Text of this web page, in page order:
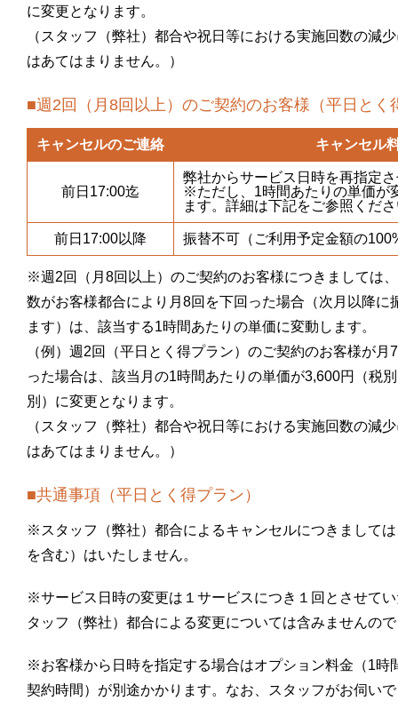
に変更となります。
（スタッフ（弊社）都合や祝日等における実施回数の減
はあてはまりません。）
■週2回（月8回以上）のご契約のお客様（平日とく
キャンセルのご連絡 キャンセル
前日17:00迄
弊社からサービス日時を再指定
※ただし、1時間あたりの単価が
ます。詳細は下記をご参照くだ
前日17:00以降 振替不可（ご利用予定金額の
※週2回（月8回以上）のご契約のお客様につきましては
数がお客様都合により月8回を下回った場合（次月以降に
ます）は、該当する1時間あたりの単価に変動します。
（例）週2回（平日とく得プラン）のご契約のお客様が
った場合は、該当月の1時間あたりの単価が3,600円（税
別）に変更となります。
（スタッフ（弊社）都合や祝日等における実施回数の減
はあてはまりません。）
■共通事項（平日とく得プラン）
※スタッフ（弊社）都合によるキャンセルにつきまして
を含む）はいたしません。
※サービス日時の変更は１サービスにつき１回とさせて
タッフ（弊社）都合による変更については含みませんの
※お客様から日時を指定する場合はオプション料金（1時
契約時間）が別途かかります。なお、スタッフがお伺い